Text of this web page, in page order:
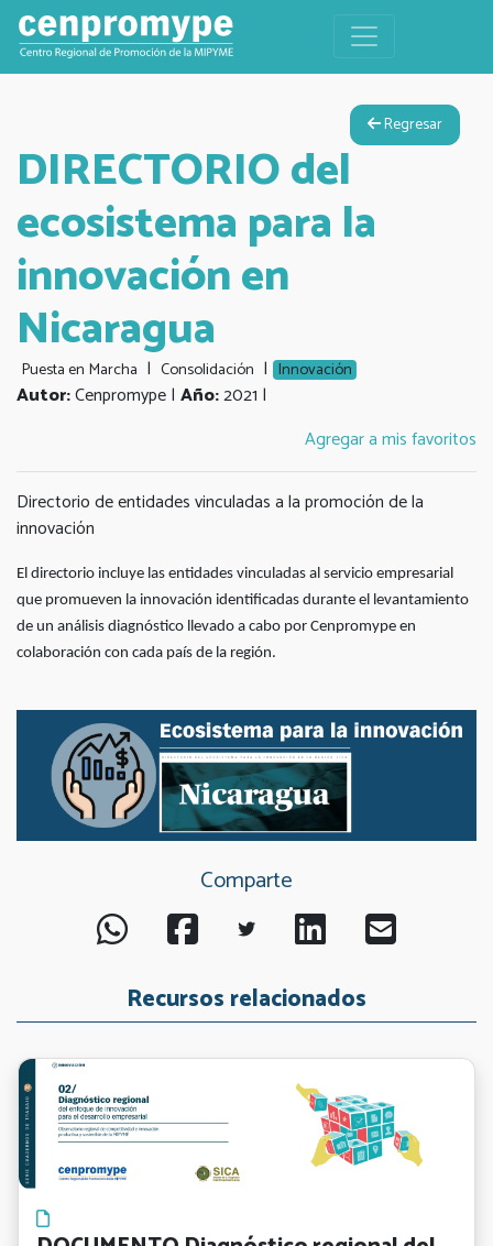
Regresar
DIRECTORIO del
ecosistema para la
innovación en
Nicaragua
Puesta en Marcha | Consolidación | Innovación
Autor:Cenpromype | Año:2021 |
Agregar a mis favoritos
Directorio de entidades vinculadas a la promoción de la
innovación
El directorio incluye las entidades vinculadas al servicio empresarial
que promueven la innovación identificadas durante el levantamiento
de un análisis diagnóstico llevado a cabo por Cenpromype en
colaboración con cada país de la región.
Comparte
Recursos relacionados